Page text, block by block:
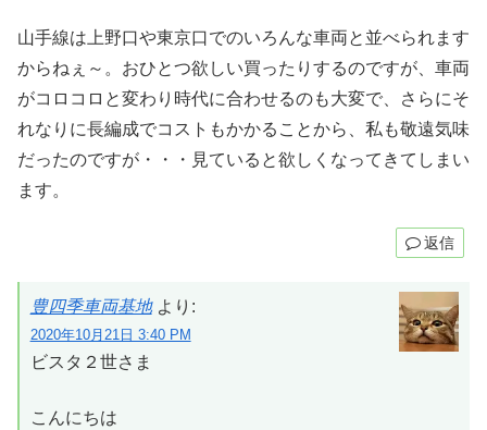
山手線は上野口や東京口でのいろんな車両と並べられます
からねぇ～。おひとつ欲しい買ったりするのですが、車両
がコロコロと変わり時代に合わせるのも大変で、さらにそ
れなりに長編成でコストもかかることから、私も敬遠気味
だったのですが・・・見ていると欲しくなってきてしまい
ます。
返信
豊四季車両基地 より:
2020年10月21日 3:40 PM
ビスタ２世さま
こんにちは